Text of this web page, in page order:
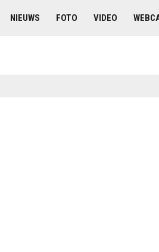
NIEUWS FOTO VIDEO